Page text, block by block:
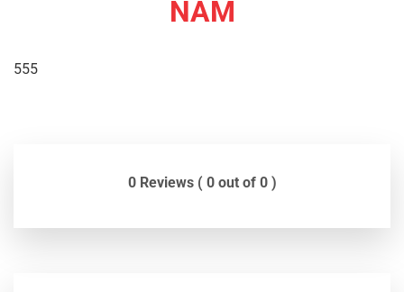
555
0 Reviews ( 0 out of 0 )